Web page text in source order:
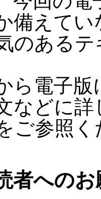
備えて
のある
ら電子版
などに
ご参照く
者へのお